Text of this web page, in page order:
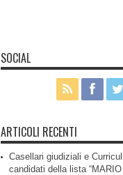
SOCIAL
ARTICOLI RECENTI
Casellari giudiziali e
candidati della lista